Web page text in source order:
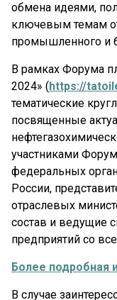
обмена идеями,
ключевым темам
промышленного и
В рамках Форума
2024» (https://
тематические
посвященные
участниками
федеральных
России,
отраслевых
состав и ведущие
предприятий со
Более подробная
В случае